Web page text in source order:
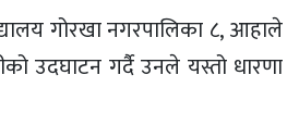
गोरखा नगरपालिका ८, आहाले
उदघाटन गर्दै उनले यस्तो धारणा